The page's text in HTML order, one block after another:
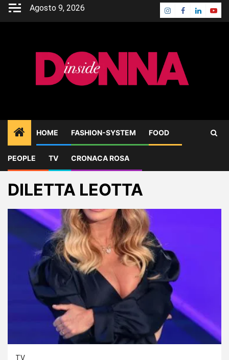
Skip
Agosto 9, 2026 Instagram
Facebook
Linkedin
HOME FASHION-SYSTEM FOOD
PEOPLE TV CRONACA ROSA
Home Blog DILETTA LEOTTA
DILETTA LEOTTA
TV